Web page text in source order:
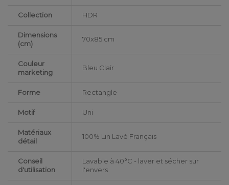
Collection HDR
Dimensions
(cm)
70x85 cm
Couleur
marketing
Bleu Clair
Forme Rectangle
Motif Uni
Matériaux
détail
100% Lin Lavé Français
Conseil
d'utilisation
Lavable à 40°C - laver et sécher sur
l'envers